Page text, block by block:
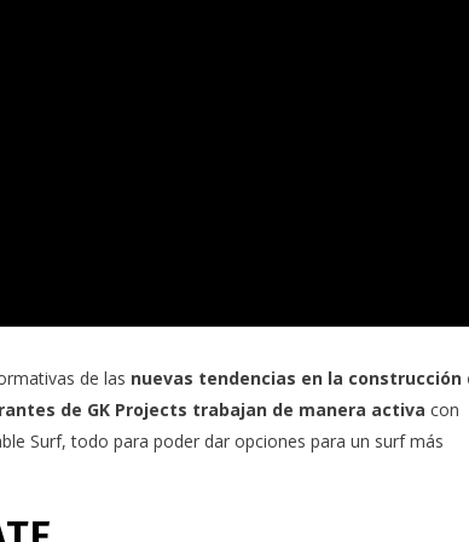
de las nuevas tendencias en la construcción
de GK Projects trabajan de manera activa con
Surf, todo para poder dar opciones para un surf más